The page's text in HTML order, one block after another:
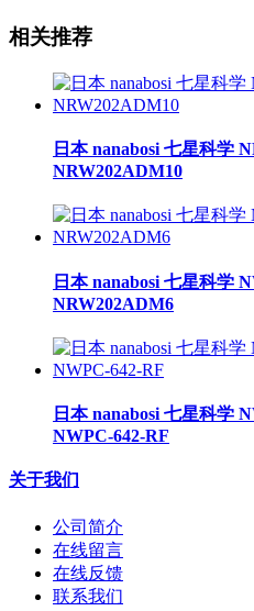
相关推荐
日本 nanabosi 七星科学
NRW202ADM10
日本 nanabosi 七星科学
NRW202ADM6
日本 nanabosi 七星科学
NWPC-642-RF
关于我们
公司简介
在线留言
在线反馈
联系我们